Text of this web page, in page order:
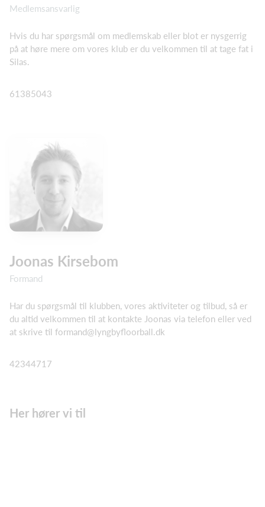
Medlemsansvarlig
Hvis du har spørgsmål om medlemskab eller blot er nysgerrig
på at høre mere om vores klub er du velkommen til at tage fat i
Silas.
61385043
Joonas Kirsebom
Formand
Har du spørgsmål til klubben, vores aktiviteter og tilbud, så er
du altid velkommen til at kontakte Joonas via telefon eller ved
at skrive til formand@lyngbyfloorball.dk
42344717
Her hører vi til